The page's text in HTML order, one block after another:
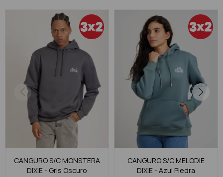
CANGURO S/C MONSTERA
DIXIE - Gris Oscuro
CANGURO S/C MELODIE
DIXIE - Azul Piedra